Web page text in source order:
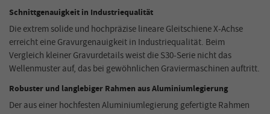
Schnittgenauigkeit in Industriequalität
Die extrem solide und hochpräzise lineare Gleitschiene X-Achse
erreicht eine Gravurgenauigkeit in Industriequalität. Beim
Vergleich kleiner Gravurdetails weist die S30-Serie nicht das
Wellenmuster auf, das bei gewöhnlichen Graviermaschinen auftritt.
Robuster und langlebiger Rahmen aus Aluminiumlegierung
Der aus einer hochfesten Aluminiumlegierung gefertigte Rahmen